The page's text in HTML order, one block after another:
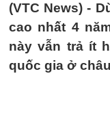
(VTC News) -
cao nhất 4
này vẫn trả ít
quốc gia ở